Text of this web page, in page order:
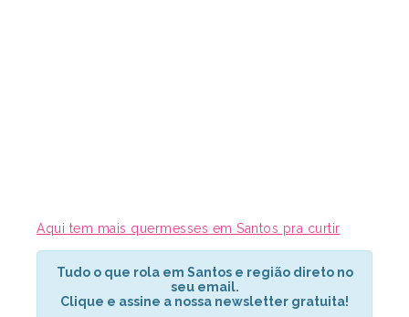
Aqui tem mais quermesses em Santos pra curtir
Tudo o que rola em Santos e região direto no
seu email.
Clique e assine a nossa newsletter gratuita!